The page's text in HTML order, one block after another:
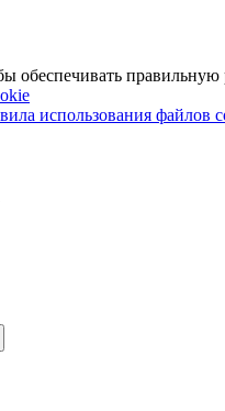
правильную
использования файлов